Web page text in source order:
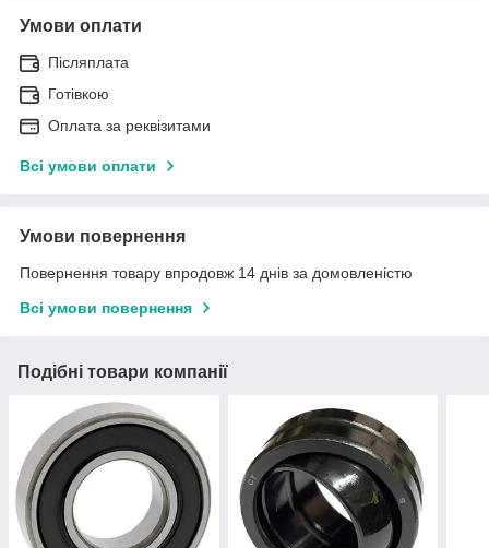
Умови оплати
Післяплата
Готівкою
Оплата за реквізитами
Всі умови оплати
Умови повернення
Повернення товару впродовж 14 днів за домовленістю
Всі умови повернення
Подібні товари компанії